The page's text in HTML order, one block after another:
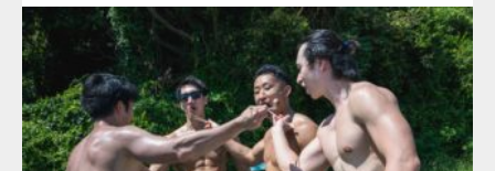
Update:2023.02.6
Category:森のマッチョ